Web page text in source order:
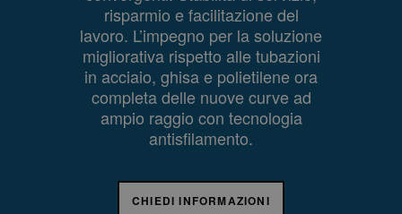
risparmio e facilitazione del
lavoro. L’impegno per la soluzione
migliorativa rispetto alle tubazioni
in acciaio, ghisa e polietilene ora
completa delle nuove curve ad
ampio raggio con tecnologia
antisfilamento.
CHIEDI INFORMAZIONI